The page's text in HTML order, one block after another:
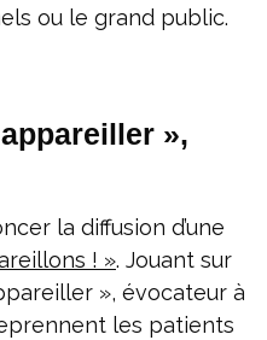
ou le grand public.
»,
la diffusion d’une
! ». Jouant sur
», évocateur à
les patients